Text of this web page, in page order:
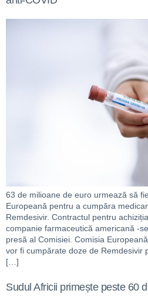
63 de milioane de euro urmează să
Europeană pentru a cumpăra
Remdesivir. Contractul pentru
companie farmaceutică americană -
presă al Comisiei. Comisia
vor fi cumpărate doze de Remdesivir
[…]
Sudul Africii primește peste 60